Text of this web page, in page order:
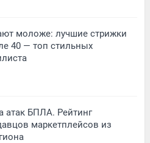
моложе: лучшие стрижки
40 — топ стильных
атак БПЛА. Рейтинг
маркетплейсов из